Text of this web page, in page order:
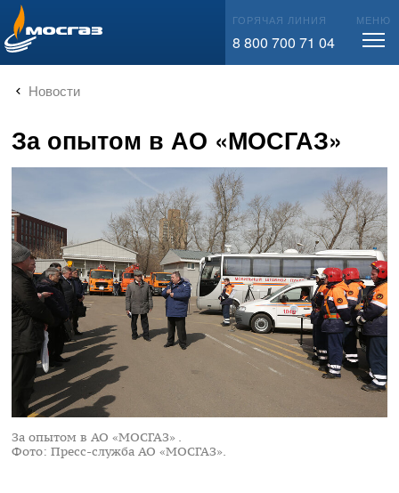
info@mos-gaz.ru ГОРЯЧАЯ ЛИНИЯ
8 800 700 71 04
МЕНЮ
Новости
За опытом в АО «МОСГАЗ»
За опытом в АО «МОСГАЗ» .
Фото: Пресс-служба АО «МОСГАЗ».